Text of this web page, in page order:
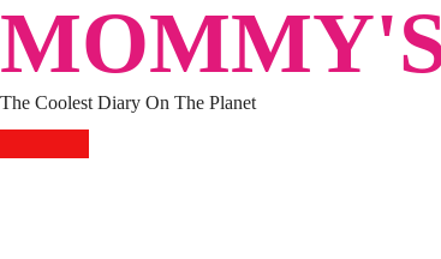
Skip
The Coolest Diary On The Planet